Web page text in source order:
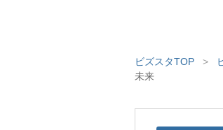
ビズスタTOP >
未来